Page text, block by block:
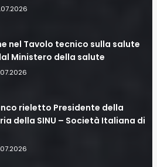
nel Tavolo tecnico sulla salute
Ministero della salute
rieletto Presidente della
della SINU – Società Italiana di